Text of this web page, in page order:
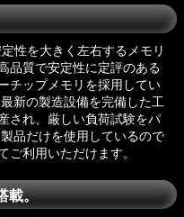
性を大きく左右するメモリ
品質で安定性に定評のある
チップメモリを採用してい
新の製造設備を完備した工
され、厳しい負荷試験をパ
品だけを使用しているので
ご利用いただけます。
載。